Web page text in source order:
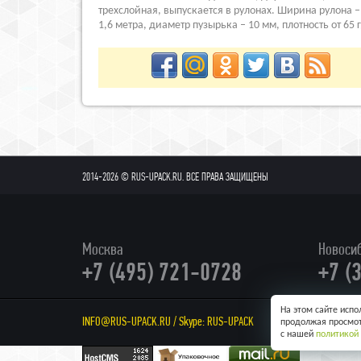
трехслойная, выпускается в рулонах. Ширина рулона
1,6 метра, диаметр пузырька – 10 мм, плотность от 65
2014-2026 © RUS-UPACK.RU. ВСЕ ПРАВА ЗАЩИЩЕНЫ
Москва
+7 (495) 721-0728 +7
INFO@RUS-UPACK.RU / Skype:RUS-UPACK АДРЕС: Г.
На этом сайте
продолжая
с нашей